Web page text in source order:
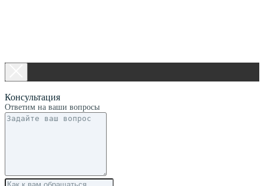
Консультация
Ответим на ваши вопросы